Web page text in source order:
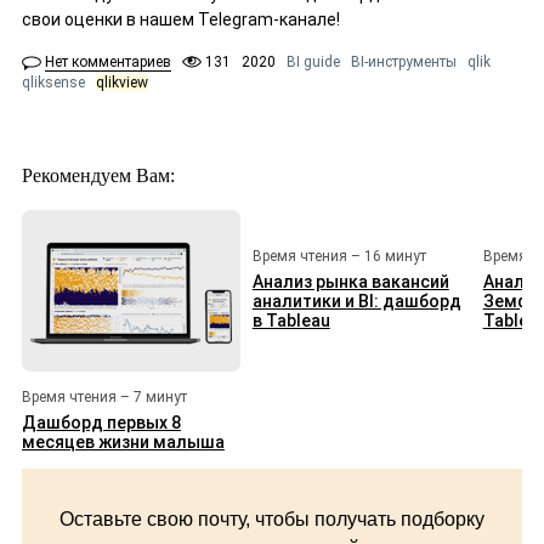
свои оценки в нашем Telegram-канале!
Нет комментариев 131 2020 BI guide BI-инструменты
qlik
qliksense
qlikview
Рекомендуем Вам:
Время чтения – 7 минут
Дашборд первых 8
месяцев жизни малыша
Время чтения – 16 минут
Анализ рынка вакансий
аналитики и BI: дашборд
в Tableau
Время
Оставьте свою почту, чтобы получать подборку